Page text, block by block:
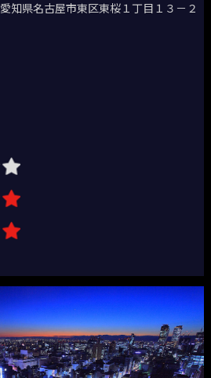
愛知県名古屋市東区東桜１丁目１３－２